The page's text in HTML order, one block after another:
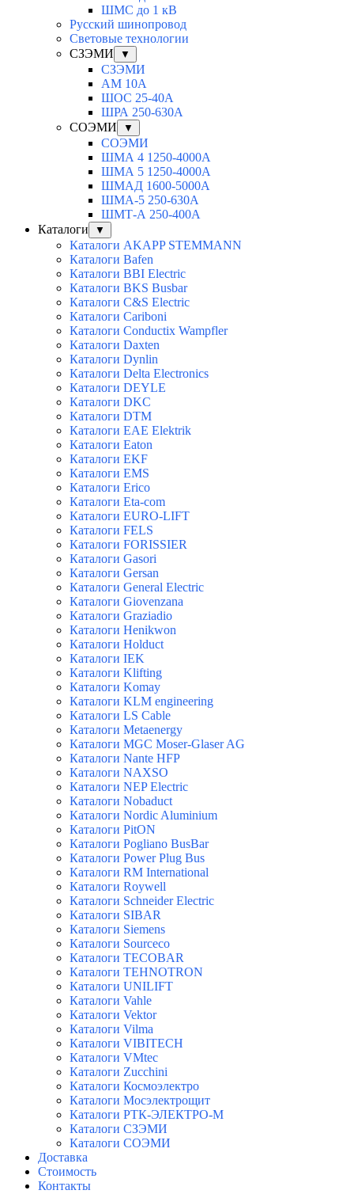
ШМС до 1 кВ
Русский шинопровод
Световые технологии
СЗЭМИ
▼
СЗЭМИ
АМ 10А
ШОС 25-40А
ШРА 250-630А
СОЭМИ
▼
СОЭМИ
ШМА 4 1250-4000А
ШМА 5 1250-4000А
ШМАД 1600-5000А
ШМА-5 250-630А
ШМТ-А 250-400А
Каталоги
▼
Каталоги AKAPP STEMMANN
Каталоги Bafen
Каталоги BBI Electric
Каталоги BKS Busbar
Каталоги C&S Electric
Каталоги Cariboni
Каталоги Conductix Wampfler
Каталоги Daxten
Каталоги Dynlin
Каталоги Delta Electronics
Каталоги DEYLE
Каталоги DKC
Каталоги DTM
Каталоги EAE Elektrik
Каталоги Eaton
Каталоги EKF
Каталоги EMS
Каталоги Erico
Каталоги Eta-com
Каталоги EURO-LIFT
Каталоги FELS
Каталоги FORISSIER
Каталоги Gasori
Каталоги Gersan
Каталоги General Electric
Каталоги Giovenzana
Каталоги Graziadio
Каталоги Henikwon
Каталоги Holduct
Каталоги IEK
Каталоги Klifting
Каталоги Komay
Каталоги KLM engineering
Каталоги LS Cable
Каталоги Metaenergy
Каталоги MGC Moser-Glaser AG
Каталоги Nante HFP
Каталоги NAXSO
Каталоги NEP Electric
Каталоги Nobaduct
Каталоги Nordic Aluminium
Каталоги PitON
Каталоги Pogliano BusBar
Каталоги Power Plug Bus
Каталоги RM International
Каталоги Roywell
Каталоги Schneider Electric
Каталоги SIBAR
Каталоги Siemens
Каталоги Sourceco
Каталоги TECOBAR
Каталоги TEHNOTRON
Каталоги UNILIFT
Каталоги Vahle
Каталоги Vektor
Каталоги Vilma
Каталоги VIBITECH
Каталоги VMtec
Каталоги Zucchini
Каталоги Космоэлектро
Каталоги Мосэлектрощит
Каталоги РТК-ЭЛЕКТРО-М
Каталоги СЗЭМИ
Каталоги СОЭМИ
Доставка
Стоимость
Контакты